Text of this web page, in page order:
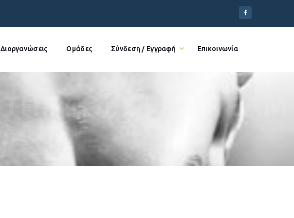
Διοργανώσεις Ομάδες Σύνδεση / Εγγραφή Επικοινωνία
THE CORE FIGHTEAM